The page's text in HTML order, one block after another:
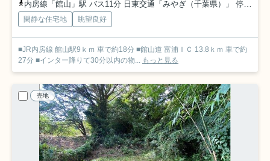
内房線「館山」駅 バス11分 日東交通「みやぎ（千葉県）」 停歩52分
閑静な住宅地 眺望良好
■JR内房線 館山駅9ｋｍ 車で約18分 ■館山道 富浦ＩＣ 13.8ｋｍ 車で約
27分 ■インター降りて30分以内の物... もっと見る
売地